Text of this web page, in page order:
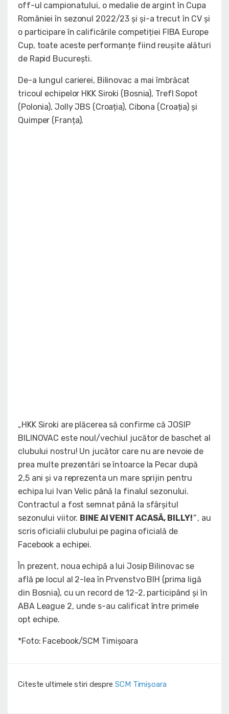
off-ul campionatului, o medalie de argint în Cupa
României în sezonul 2022/23 și și-a trecut în CV și
o participare în calificările competiției FIBA Europe
Cup, toate aceste performanțe fiind reușite alături
de Rapid București.
De-a lungul carierei, Bilinovac a mai îmbrăcat
tricoul echipelor HKK Siroki (Bosnia), Trefl Sopot
(Polonia), Jolly JBS (Croația), Cibona (Croația) și
Quimper (Franța).
„HKK Siroki are plăcerea să confirme că JOSIP
BILINOVAC este noul/vechiul jucător de baschet al
clubului nostru! Un jucător care nu are nevoie de
prea multe prezentări se întoarce la Pecar după
2,5 ani și va reprezenta un mare sprijin pentru
echipa lui Ivan Velic până la finalul sezonului.
Contractul a fost semnat până la sfârșitul
sezonului viitor. BINE AI VENIT ACASĂ, BILLY!”, au
scris oficialii clubului pe pagina oficială de
Facebook a echipei.
În prezent, noua echipă a lui Josip Bilinovac se
află pe locul al 2-lea în Prvenstvo BIH (prima ligă
din Bosnia), cu un record de 12-2, participând și în
ABA League 2, unde s-au calificat între primele
opt echipe.
*Foto: Facebook/SCM Timișoara
Citeste ultimele stiri despre SCM Timișoara